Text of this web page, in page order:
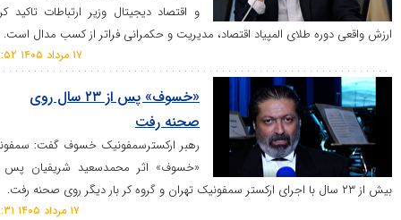
و اقتصاد دیجیتال وزیر ارتباطات تاکید کرد:
طلای المپیاد اقتصاد، مدیریت و حکمرانی فراتر از کسب مدال است.
«خسوف» پس از ۲۳ سال روی
صحنه رفت
رهبر ارکسترسمفونیک خسوف گفت: سمفونی
«خسوف» اثر محمدسعید شریفیان پس از